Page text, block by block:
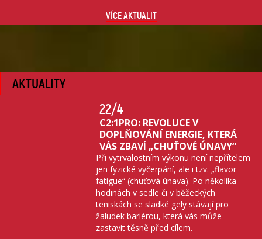
VÍCE AKTUALIT
AKTUALITY
22/4
C2:1PRO: REVOLUCE V
DOPLŇOVÁNÍ ENERGIE, KTERÁ
VÁS ZBAVÍ „CHUŤOVÉ ÚNAVY“
Při vytrvalostním výkonu není nepřítelem
jen fyzické vyčerpání, ale i tzv. „flavor
fatigue“ (chuťová únava). Po několika
hodinách v sedle či v běžeckých
teniskách se sladké gely stávají pro
žaludek bariérou, která vás může
zastavit těsně před cílem.